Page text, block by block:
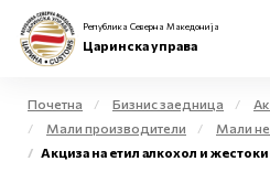
За нас
Република Северна Македонија
Царинска управа
Почетна Бизнис заедница
Мали производители
Мали независни
Акциза на етил алкохол и жестоки алкохолни пијалаци произведени кај мали дестилерии